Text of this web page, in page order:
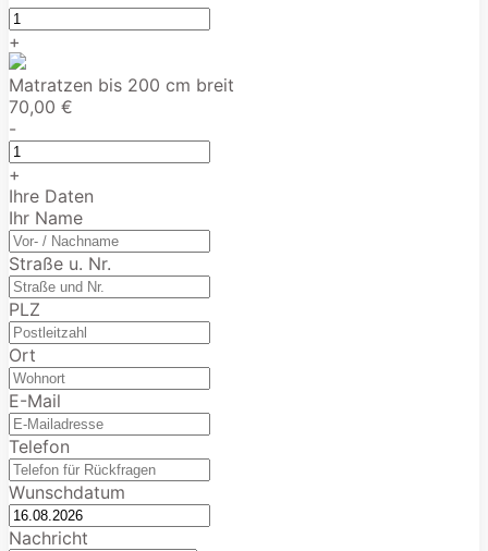
+
Matratzen bis 200 cm breit
70,00 €
-
+
Ihre Daten
Ihr Name
Straße u. Nr.
PLZ
Ort
E-Mail
Telefon
Wunschdatum
Nachricht